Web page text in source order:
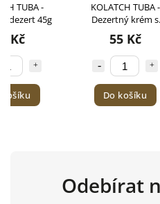
TUBA -
dezert 45g
Kč
KOLATCH TUBA -
Dezertný krém s
kakaom a kokosom
45g
55 Kč
Do košíku
Odebírat